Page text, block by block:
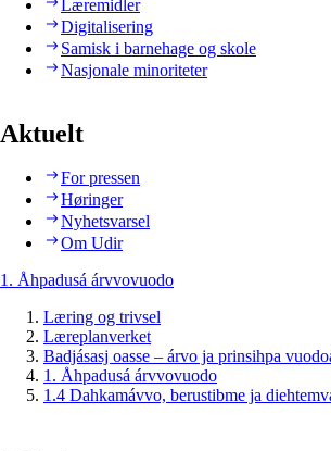
Læremidler
Digitalisering
Samisk i barnehage og skole
Nasjonale minoriteter
Aktuelt
For pressen
Høringer
Nyhetsvarsel
Om Udir
1. Åhpadusá árvvovuodo
Læring og trivsel
Læreplanverket
Badjásasj oasse – árvo ja prinsihpa
1. Åhpadusá árvvovuodo
1.4 Dahkamávvo, berustibme ja